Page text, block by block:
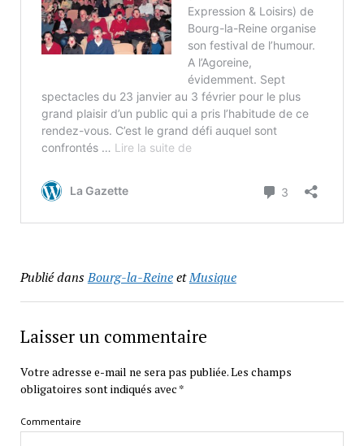
Publié dansBourg-la-ReineetMusique
Laisser un commentaire
Votre adresse e-mail ne sera pas publiée.Les champs
obligatoires sont indiqués avec *
Commentaire